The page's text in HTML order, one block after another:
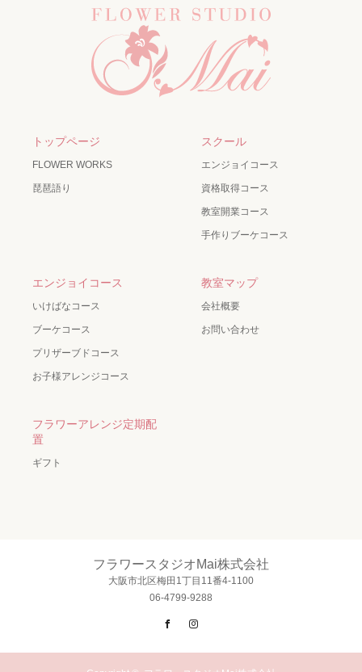
トップページ
FLOWER WORKS
琵琶語り
スクール
エンジョイコース
資格取得コース
教室開業コース
手作りブーケコース
エンジョイコース
いけばなコース
ブーケコース
プリザーブドコース
お子様アレンジコース
教室マップ
会社概要
お問い合わせ
フラワーアレンジ定期配
置
ギフト
フラワースタジオMai株式会社
大阪市北区梅田1丁目11番4-1100
06-4799-9288
Facebook